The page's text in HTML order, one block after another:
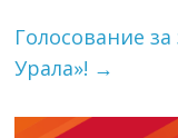
Голосование
Урала»! →